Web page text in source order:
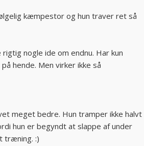
kæmpestor og hun traver ret så
nogle ide om endnu. Har kun
hende. Men virker ikke så
meget bedre. Hun tramper ikke halvt
hun er begyndt at slappe af under
træning. :)